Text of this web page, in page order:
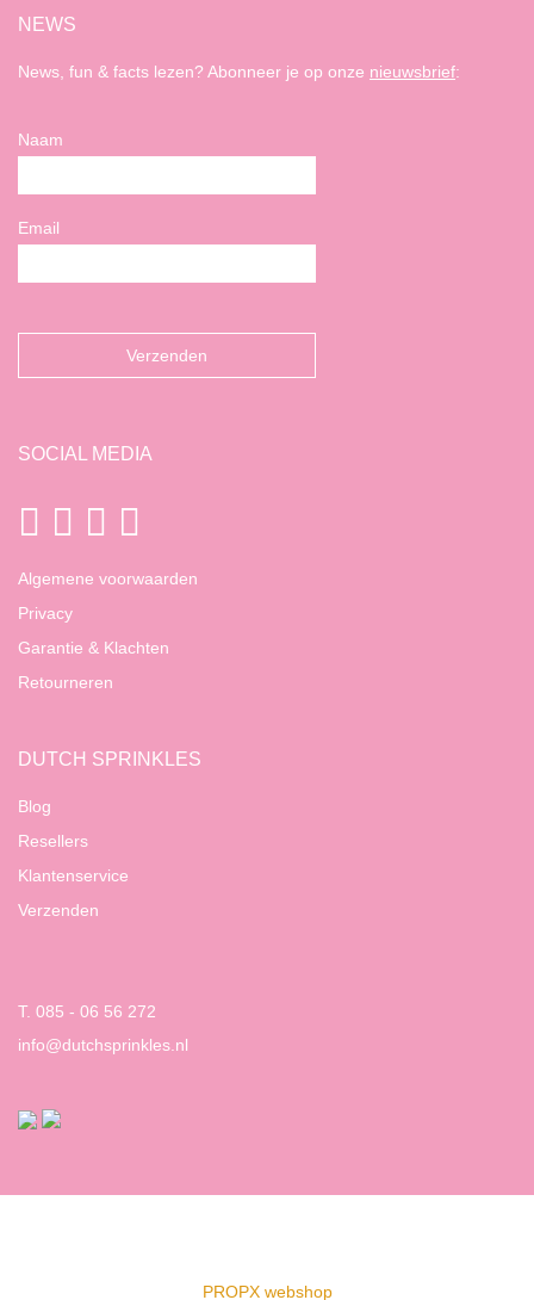
NEWS
News, fun & facts lezen? Abonneer je op onze nieuwsbrief:
Naam
Email
SOCIAL MEDIA
Algemene voorwaarden
Privacy
Garantie & Klachten
Retourneren
DUTCH SPRINKLES
Blog
Resellers
Klantenservice
Verzenden
T. 085 - 06 56 272
info@dutchsprinkles.nl
PROPX webshop